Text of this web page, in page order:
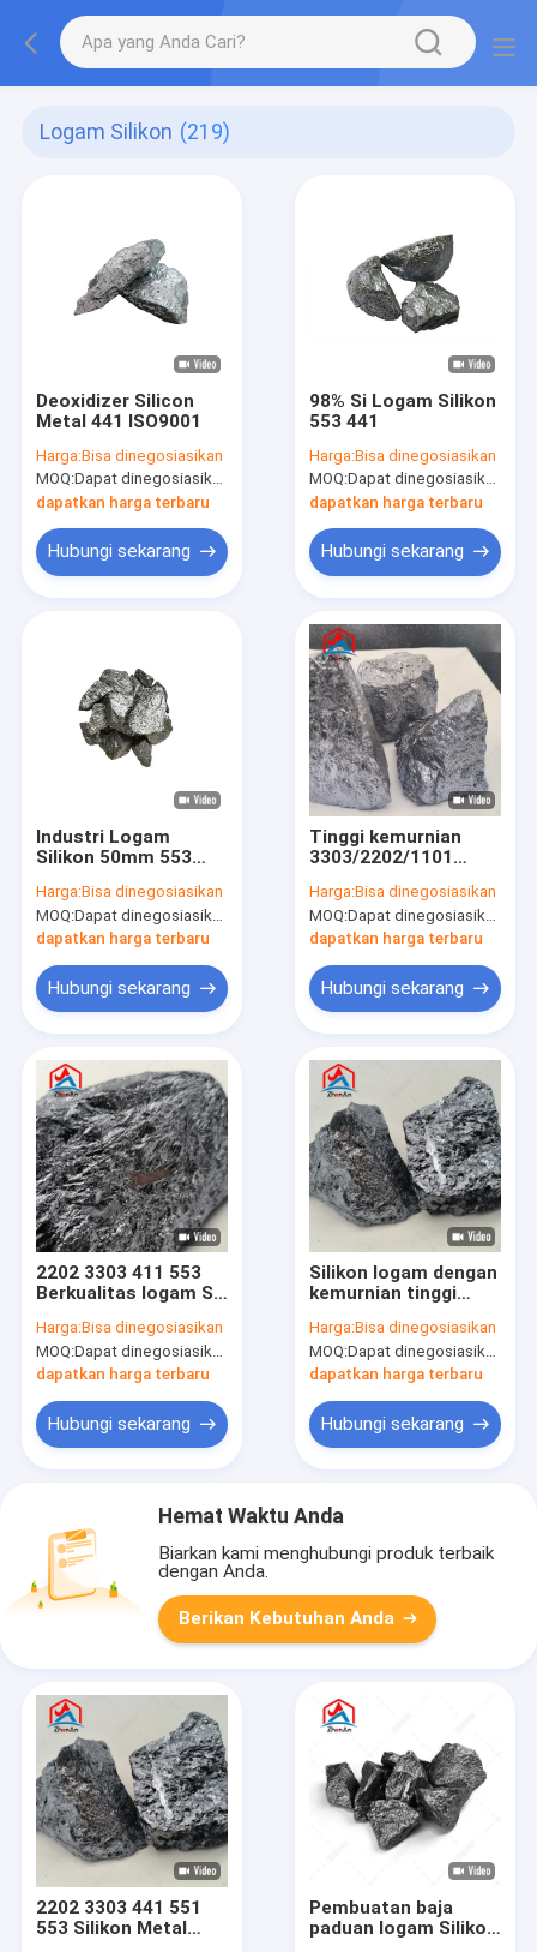
Logam Silikon (219)
Deoxidizer Silicon
Metal 441 ISO9001
Harga:Bisa dinegosiasikan
MOQ:Dapat dinegosiasikan
dapatkan harga terbaru
Hubungi sekarang
98% Si Logam Silikon
553 441
Harga:Bisa dinegosiasikan
MOQ:Dapat dinegosiasikan
dapatkan harga terbaru
Hubungi sekarang
Industri Logam
Silikon 50mm 553
Harga:Bisa dinegosiasikan
MOQ:Dapat dinegosiasikan
dapatkan harga terbaru
Hubungi sekarang
Tinggi kemurnian
3303/2202/1101
pembuatan baja
Harga:Bisa dinegosiasikan
MOQ:Dapat dinegosiasikan
dapatkan harga terbaru
Hubungi sekarang
2202 3303 411 553
Berkualitas logam Si
Harga:Bisa dinegosiasikan
MOQ:Dapat dinegosiasikan
dapatkan harga terbaru
Hubungi sekarang
Silikon logam dengan
kemurnian tinggi
553
Harga:Bisa dinegosiasikan
MOQ:Dapat dinegosiasikan
dapatkan harga terbaru
Hubungi sekarang
Hemat Waktu Anda
Biarkan kami menghubungi produk terbaik
dengan Anda.
Berikan Kebutuhan Anda
2202 3303 441 551
553 Silikon Metal
Pembuatan baja
paduan logam Silikon